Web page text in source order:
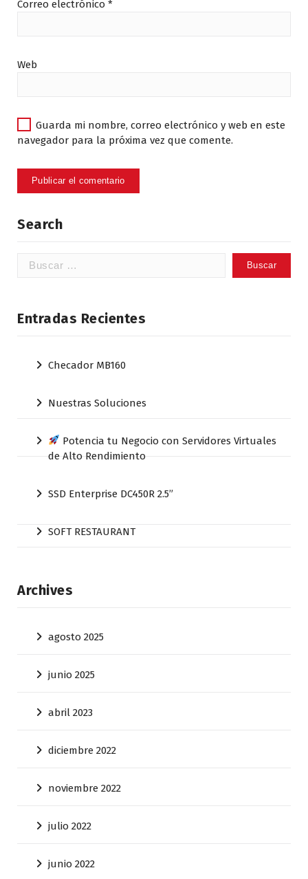
Correo electrónico *
Web
Guarda mi nombre, correo electrónico y web en este
navegador para la próxima vez que comente.
Search
Buscar:
Entradas Recientes
Checador MB160
Nuestras Soluciones
Potencia tu Negocio con Servidores Virtuales
de Alto Rendimiento
SSD Enterprise DC450R 2.5”
SOFT RESTAURANT
Archives
agosto 2025
junio 2025
abril 2023
diciembre 2022
noviembre 2022
julio 2022
junio 2022